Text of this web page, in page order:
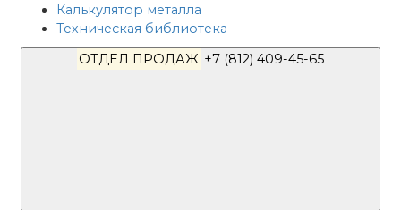
Калькулятор металла
Техническая библиотека
ОТДЕЛ ПРОДАЖ